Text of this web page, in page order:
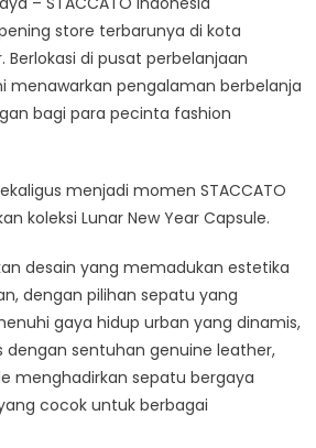
Sambut
Lunar
New
Year
2025
Penuh
Pesona
store terbarunya di kota
Berlokasi di pusat perbelanjaan
menawarkan pengalaman berbelanja
bagi para pecinta fashion
menjadi momen STACCATO
koleksi Lunar New Year Capsule.
desain yang memadukan estetika
dengan pilihan sepatu yang
gaya hidup urban yang dinamis,
dengan sentuhan genuine leather,
menghadirkan sepatu bergaya
cocok untuk berbagai